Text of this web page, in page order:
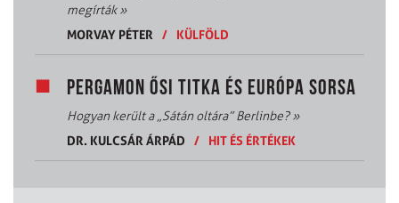
megírták»
MORVAY PÉTER
/ KÜLFÖLD
PERGAMON ŐSI TITKA ÉS EURÓPA SORSA
Hogyan került a „Sátán oltára” Berlinbe?»
DR. KULCSÁR ÁRPÁD
/ HIT ÉS ÉRTÉKEK